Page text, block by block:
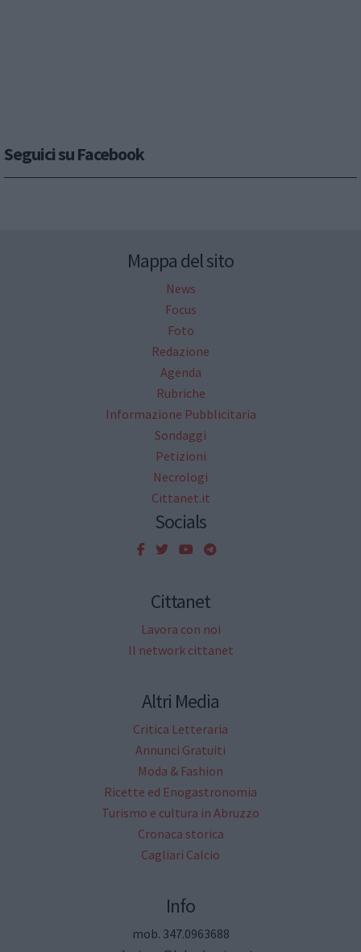
Seguici su Facebook
Mappa del sito
News
Focus
Foto
Redazione
Agenda
Rubriche
Informazione Pubblicitaria
Sondaggi
Petizioni
Necrologi
Cittanet.it
Socials
Cittanet
Lavora con noi
Il network cittanet
Altri Media
Critica Letteraria
Annunci Gratuiti
Moda & Fashion
Ricette ed Enogastronomia
Turismo e cultura in Abruzzo
Cronaca storica
Cagliari Calcio
Info
mob. 347.0963688